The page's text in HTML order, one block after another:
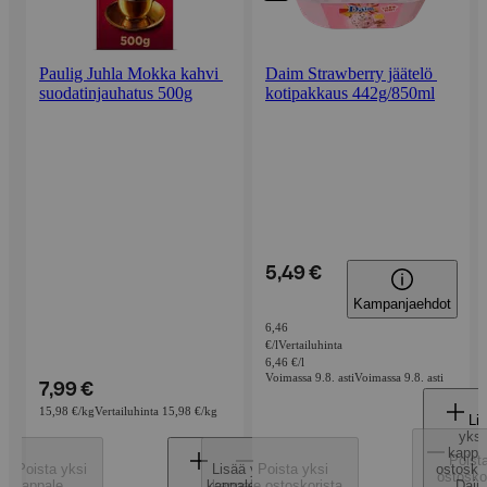
Paulig Juhla Mokka kahvi
suodatinjauhatus 500g
7,99 €
15,98 €/kgVertailuhinta 15,98 €/kg
Poista yksi
Lisää yksi
Daim Strawberry jäätelö
kotipakkaus 442g/850ml
5,49 €
Kampanjaehdot
6,46
€/lVertailuhinta
6,46 €/l
Voimassa 9.8. astiVoimassa 9.8. asti
Poista yksi
yksi